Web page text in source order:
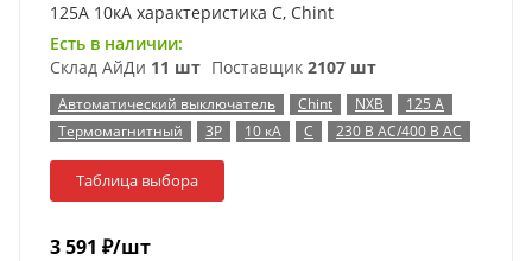
125А 10кА характеристика C, Chint
Есть в наличии:
Склад АйДи 11 шт Поставщик 2107 шт
Автоматический выключатель Chint NXB
125 А
Термомагнитный
3P 10 кА C 230 В AC/400 В AC
Таблица выбора
3 591 ₽/шт